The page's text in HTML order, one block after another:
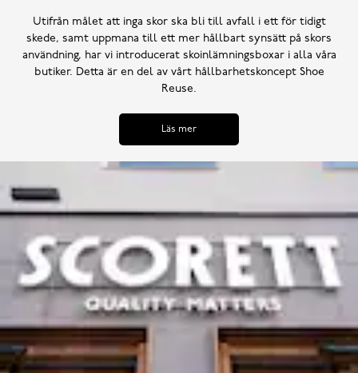
Utifrån målet att inga skor ska bli till avfall i ett för tidigt
skede, samt uppmana till ett mer hållbart synsätt på skors
användning, har vi introducerat skoinlämningsboxar i alla våra
butiker. Detta är en del av vårt hållbarhetskoncept Shoe
Reuse.
Läs mer